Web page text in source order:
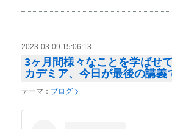
2023-03-09 15:06:13
3ヶ月間様々なことを学ばせ
カデミア、今日が最後の講義
テーマ： ブログ